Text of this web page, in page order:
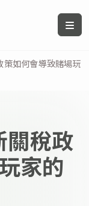
策如何會導致賭場玩
關稅政
家的